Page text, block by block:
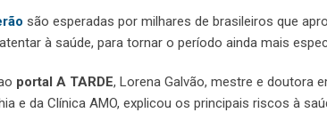
são esperadas por milhares de brasileiros que
à saúde, para tornar o período ainda mais
portal A TARDE, Lorena Galvão, mestre e doutora
e da Clínica AMO, explicou os principais riscos à